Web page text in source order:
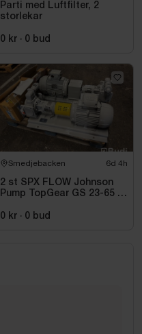
Parti med Luftfilter, 2
storlekar
0 kr · 0 bud
Smedjebacken 6d 4h
2 st SPX FLOW Johnson
Pump TopGear GS 23-65 |
0 kr · 0 bud